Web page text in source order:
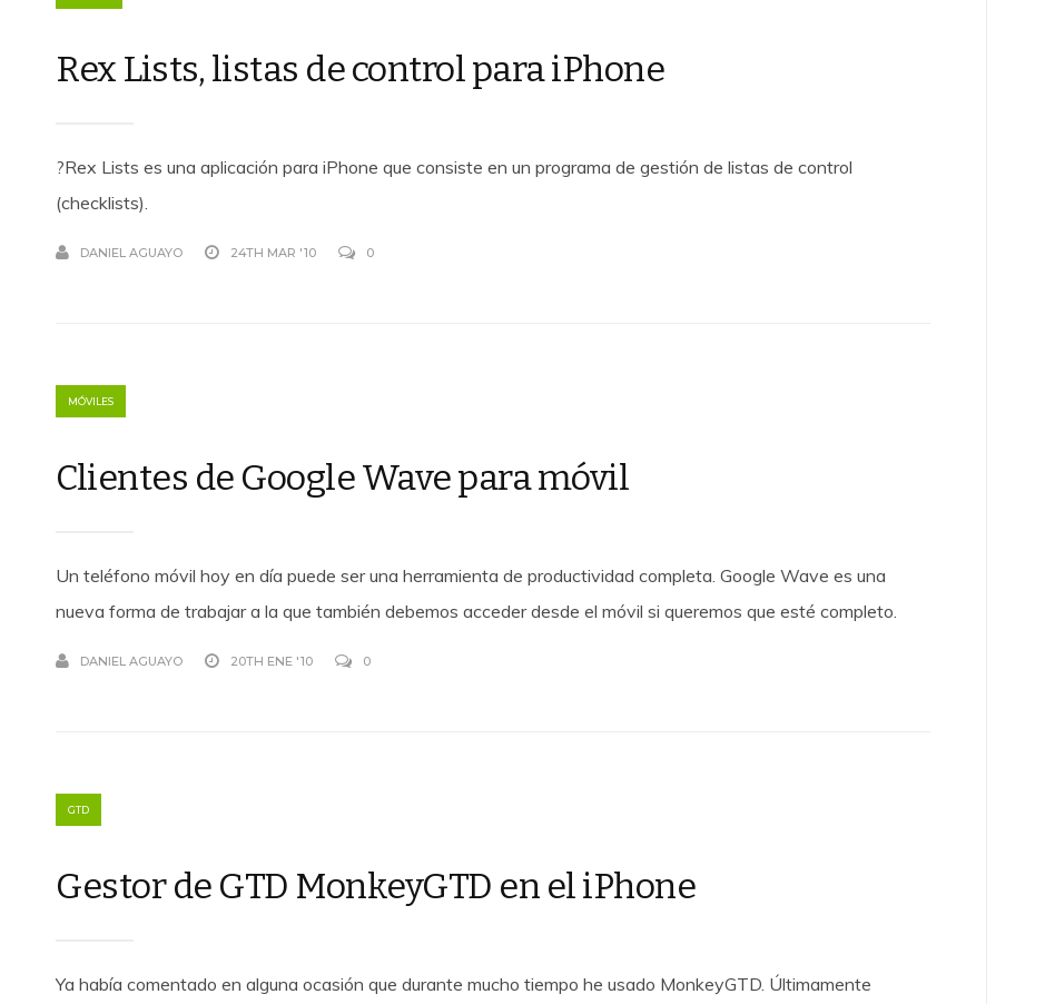
Rex Lists, listas de control para iPhone
?Rex Lists es una aplicación para iPhone que consiste en un programa de gestión de listas de control
(checklists).
DANIEL AGUAYO 24TH MAR '10 0
MÓVILES
Clientes de Google Wave para móvil
Un teléfono móvil hoy en día puede ser una herramienta de productividad completa. Google Wave es una
nueva forma de trabajar a la que también debemos acceder desde el móvil si queremos que esté completo.
DANIEL AGUAYO 20TH ENE '10 0
GTD
Gestor de GTD MonkeyGTD en el iPhone
Ya había comentado en alguna ocasión que durante mucho tiempo he usado MonkeyGTD. Últimamente